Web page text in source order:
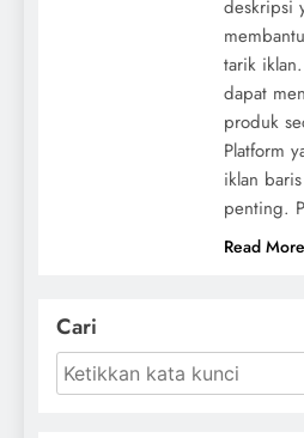
deskripsi
tarik
dapat
produk
Platform
iklan
penting.
Read More
Cari